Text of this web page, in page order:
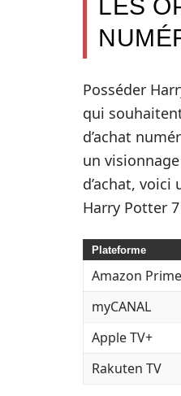
LES
Posséder
qui
d’achat
un
d’achat,
Harry Potter
Plateforme
Amazon
myCANAL
Apple TV+
Rakuten TV